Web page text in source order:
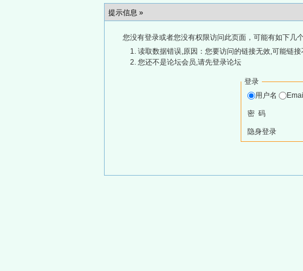
提示信息 »
您没有登录或者您没有权限访问此页面，可能有如下几
读取数据错误,原因：您要访问的链接无效,可能链
您还不是论坛会员,请先登录论坛
登录
用户名
Email
密 码
隐身登录